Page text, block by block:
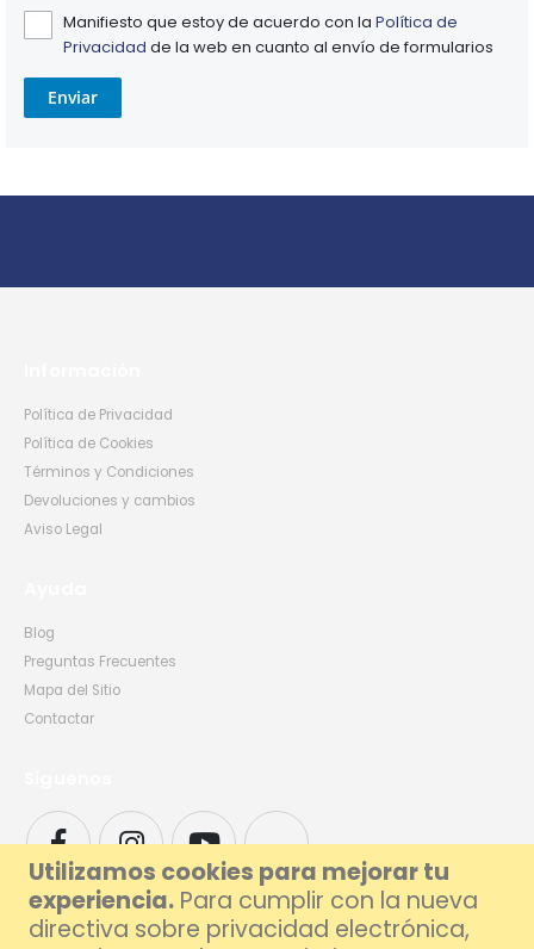
Utilizamos cookies para mejorar tu
experiencia. Para cumplir con la nueva
directiva sobre privacidad electrónica,
Manifiesto que estoy de acuerdo con la Política de
Privacidad de la web en cuanto al envío de formularios
Enviar
Política de Privacidad
Política de Cookies
Términos y Condiciones
Devoluciones y cambios
Aviso Legal
Blog
Preguntas Frecuentes
Mapa del Sitio
Contactar